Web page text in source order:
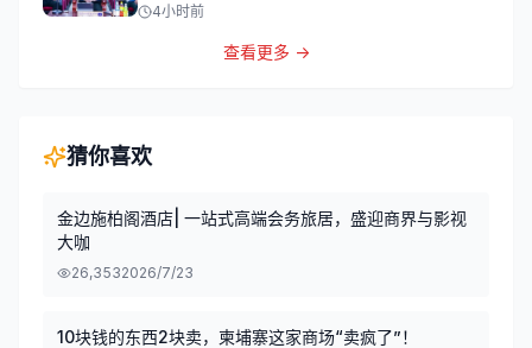
4小时前
查看更多 →
猜你喜欢
金边施柏阁酒店| 一站式高端会务旅居，盛迎商界与影视
大咖
26,3532026/7/23
10块钱的东西2块卖，柬埔寨这家商场“卖疯了”！